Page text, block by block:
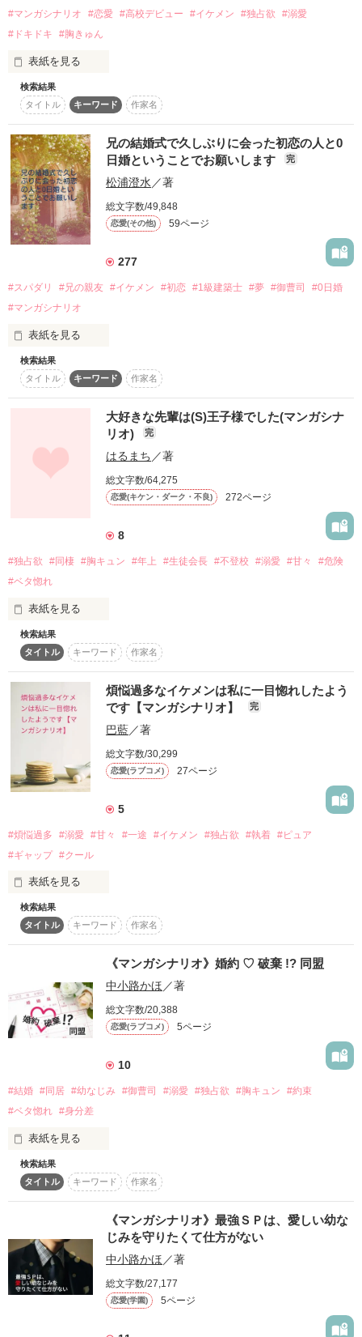
会話や交流だけで充分、
おひとり様思考の女子高生。
波風立てずに穏やかに――。
常に凪のような学校生活を送りたい。
＊
昔から人気者で友達も多く、
いつも輪の中心にいる
文武両道の陽気なモテ男。
その正体は、
幼なじみの前だけ甘えたがりで
幼なじみの空子を
無視しなければならない
理由があった。
「俺……いつまで空子を無視しないといけないの？」
今、二人の秘密の関係が動き出す――⁉︎
こちらはマンガシナリオになります。
※
作品を読む
初対面でいきなり義妹を
腹黒イケメンだった！
「私は綾人君に家族として接するからね！！」
夏目翼（なつめ・つばさ）
ワンコになりたくないJK
×
「ご主人様に逆らうの？」
ペットを手に入れたご主人様？
「つーちゃんって呼んでも良い？」
蓮水瑠叶（はすみ・るか）
いつでも眠たい、不思議ボーイ
時に優しいお兄ちゃん
時に甘いご主人様
☆*:.｡. ☆ .｡.:*☆
＊「第2回noicomiマンガシナリオ大賞」にエントリーしていま
す。
こちらはマンガシナリオです。通常の小説とは書き方が異なり
ます。
公開は６話までとなりますので、ご了承ください。
#マンガシナリオ #恋愛 #高校デビュー #イケメン #独占欲
#溺愛
#ドキドキ
#胸きゅん
表紙を見る
《こちらはマンガシナリオになります》
少女漫画に憧れ高校デビューを果たす
花咲 美郷
-Hanasaki Misato-
成績優秀みんなの人気者
-Kirishima Rei-
「俺と付き合って」
その一言から始まったウソのお付き合い。
それなのに桐嶋くんからは甘い意地悪ばかりされて……？
「第1回noicomiマンガシナリオ大賞」に
エントリーしています
検索結果
タイトル
キーワード 作家名
兄の結婚式で久しぶりに会った初恋の人と0
日婚ということでお願いします
完
松浦澄水 ／著
総文字数/49,848
恋愛(その他) 59ページ
277
#スパダリ #兄の親友 #イケメン #初恋 #1級建築士 #夢 #御曹司
#0日婚
#マンガシナリオ
表紙を見る
「香穂理(かほり)ちゃん、突然だけど俺の両親に会ってくれな
それって……？
久しぶりに兄の結婚式で会った渡瀬廉(わたらせ れん)に披露宴
の途中に突然言われた小澤香穂理(おざわかほり)
渡瀬廉(わたらせれん)28歳
✕‬
そして親友の妹で大学の建築学科に通う大学生
夢は1級建築士を取得する事
小澤香穂理(おざわかほり)21歳
こちらはマンガシナリオになります
「第9回noicomiマンガシナリオ大賞」にエントリーしていま
テーマ「スパダリ社会人ヒーロー‪✕‬芯のある大学生ヒロイン」
よろしくお願いいたします。
作中に出てくるカリスマ美容師は
自作のSecret Loveに登場する
人物です。
検索結果
タイトル
キーワード 作家名
大好きな先輩は(S)王子様でした(マンガシナ
リオ)
完
はるまち ／著
総文字数/64,275
恋愛(キケン・ダーク・不良) 272ページ
8
#独占欲 #同棲 #胸キュン #年上 #生徒会長 #不登校 #溺愛 #甘々
#危険
#ベタ惚れ
表紙を見る
実はSな王子様茅実の危険な独占欲が止まらない！胸キュン必
至の、少しだけ感動ストーリー！
作品を読む
検索結果
タイトル
キーワード 作家名
煩悩過多なイケメンは私に一目惚れしたよう
です【マンガシナリオ】
完
巴藍／著
総文字数/30,299
恋愛(ラブコメ) 27ページ
5
#煩悩過多 #溺愛 #甘々 #一途 #イケメン #独占欲 #執着 #ピュア
#ギャップ #クール
表紙を見る
つり目がちな瞳
考える時に眉をキュッとよせる癖
若干の人見知りもあって、周りから「冷たそう」と勘違いされ
てしまう私。
高校生になったら友達を作るぞ！
と意気込んでいたのに、一週間経ってもまだ0人。
でも入学してからずっと、隣の席の男の子が私を見つめている
かどって眠れません」
「何言ってるの御厨くん！？」
如月千華（きさらぎ・ちか）
クールな容姿から勘違いされがち
ぼっちな乙女
検索結果
タイトル
キーワード 作家名
《マンガシナリオ》婚約 ♡ 破棄 !? 同盟
中小路かほ／著
総文字数/20,388
恋愛(ラブコメ) 5ページ
10
#結婚 #同居 #幼なじみ #御曹司 #溺愛 #独占欲 #胸キュン
#約束
#ベタ惚れ #身分差
表紙を見る
「ひぃ。１８歳になったら結婚しよう」
「うん！わたし、たっくんのお嫁さんになる！」
親が口約束で勝手に決めた結婚だったけれど、
まだ１０歳の幼い２人は
あの日、小さな誓いを交わした。
検索結果
タイトル
キーワード 作家名
《マンガシナリオ》最強ＳＰは、愛しい幼な
じみを守りたくて仕方がない
中小路かほ ／著
総文字数/27,177
恋愛(学園) 5ページ